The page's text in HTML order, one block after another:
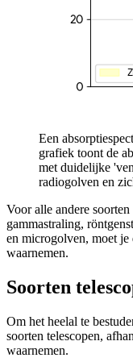
Een
grafiek toont de
met duidelijke
radiogolven en
Voor alle andere
gammastraling,
en microgolven, moet je
waarnemen.
Soorten
Om het heelal te
soorten telescopen,
waarnemen.